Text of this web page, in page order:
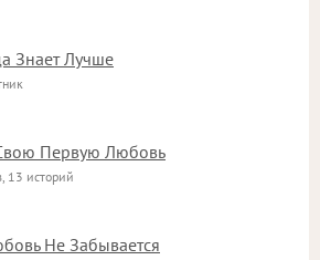
Знает Лучше
Первую Любовь
13 историй
Не Забывается